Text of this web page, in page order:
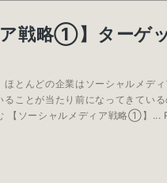
ア戦略①】ターゲ
ほとんどの企業はソーシャルメデ
ることが当たり前になってきてい
【ソーシャルメディア戦略①】...